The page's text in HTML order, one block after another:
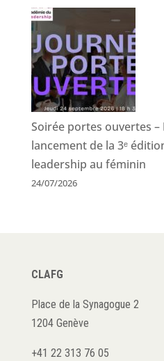
Soirée portes ouvertes
lancement de la 3ᵉ
leadership au féminin
24/07/2026
CLAFG
Place de la Synagogue 2
1204 Genève
+41 22 313 76 05